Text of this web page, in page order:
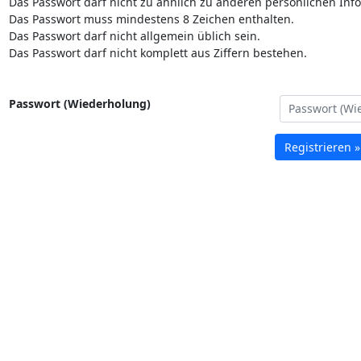
Das Passwort muss mindestens 8 Zeichen enthalten.
Das Passwort darf nicht allgemein üblich sein.
Das Passwort darf nicht komplett aus Ziffern bestehen.
Passwort (Wiederholung)
Registrieren »